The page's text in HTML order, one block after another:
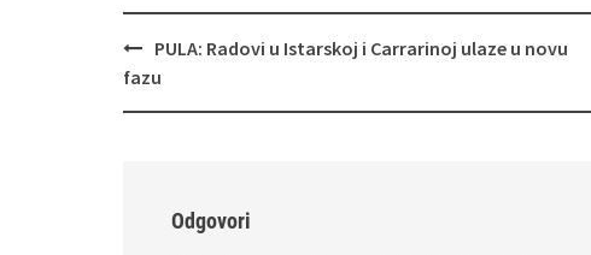
Navigacija
objava
PULA: Radovi u Istarskoj i Carrarinoj ulaze u novu
fazu
Odgovori